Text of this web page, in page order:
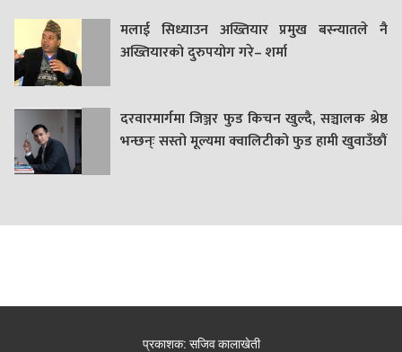
मलाई सिध्याउन अख्तियार प्रमुख बस्न्यातले नै
अख्तियारको दुरुपयोग गरे– शर्मा
दरवारमार्गमा जिञ्जर फुड किचन खुल्दै, सञ्चालक श्रेष्ठ
भन्छन्ः सस्तो मूल्यमा क्वालिटीको फुड हामी खुवाउँछौं
प्रकाशक: सजिव कालाखेती